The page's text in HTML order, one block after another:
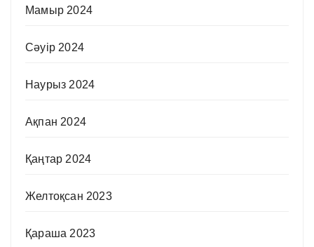
Мамыр 2024
Сәуір 2024
Наурыз 2024
Ақпан 2024
Қаңтар 2024
Желтоқсан 2023
Қараша 2023